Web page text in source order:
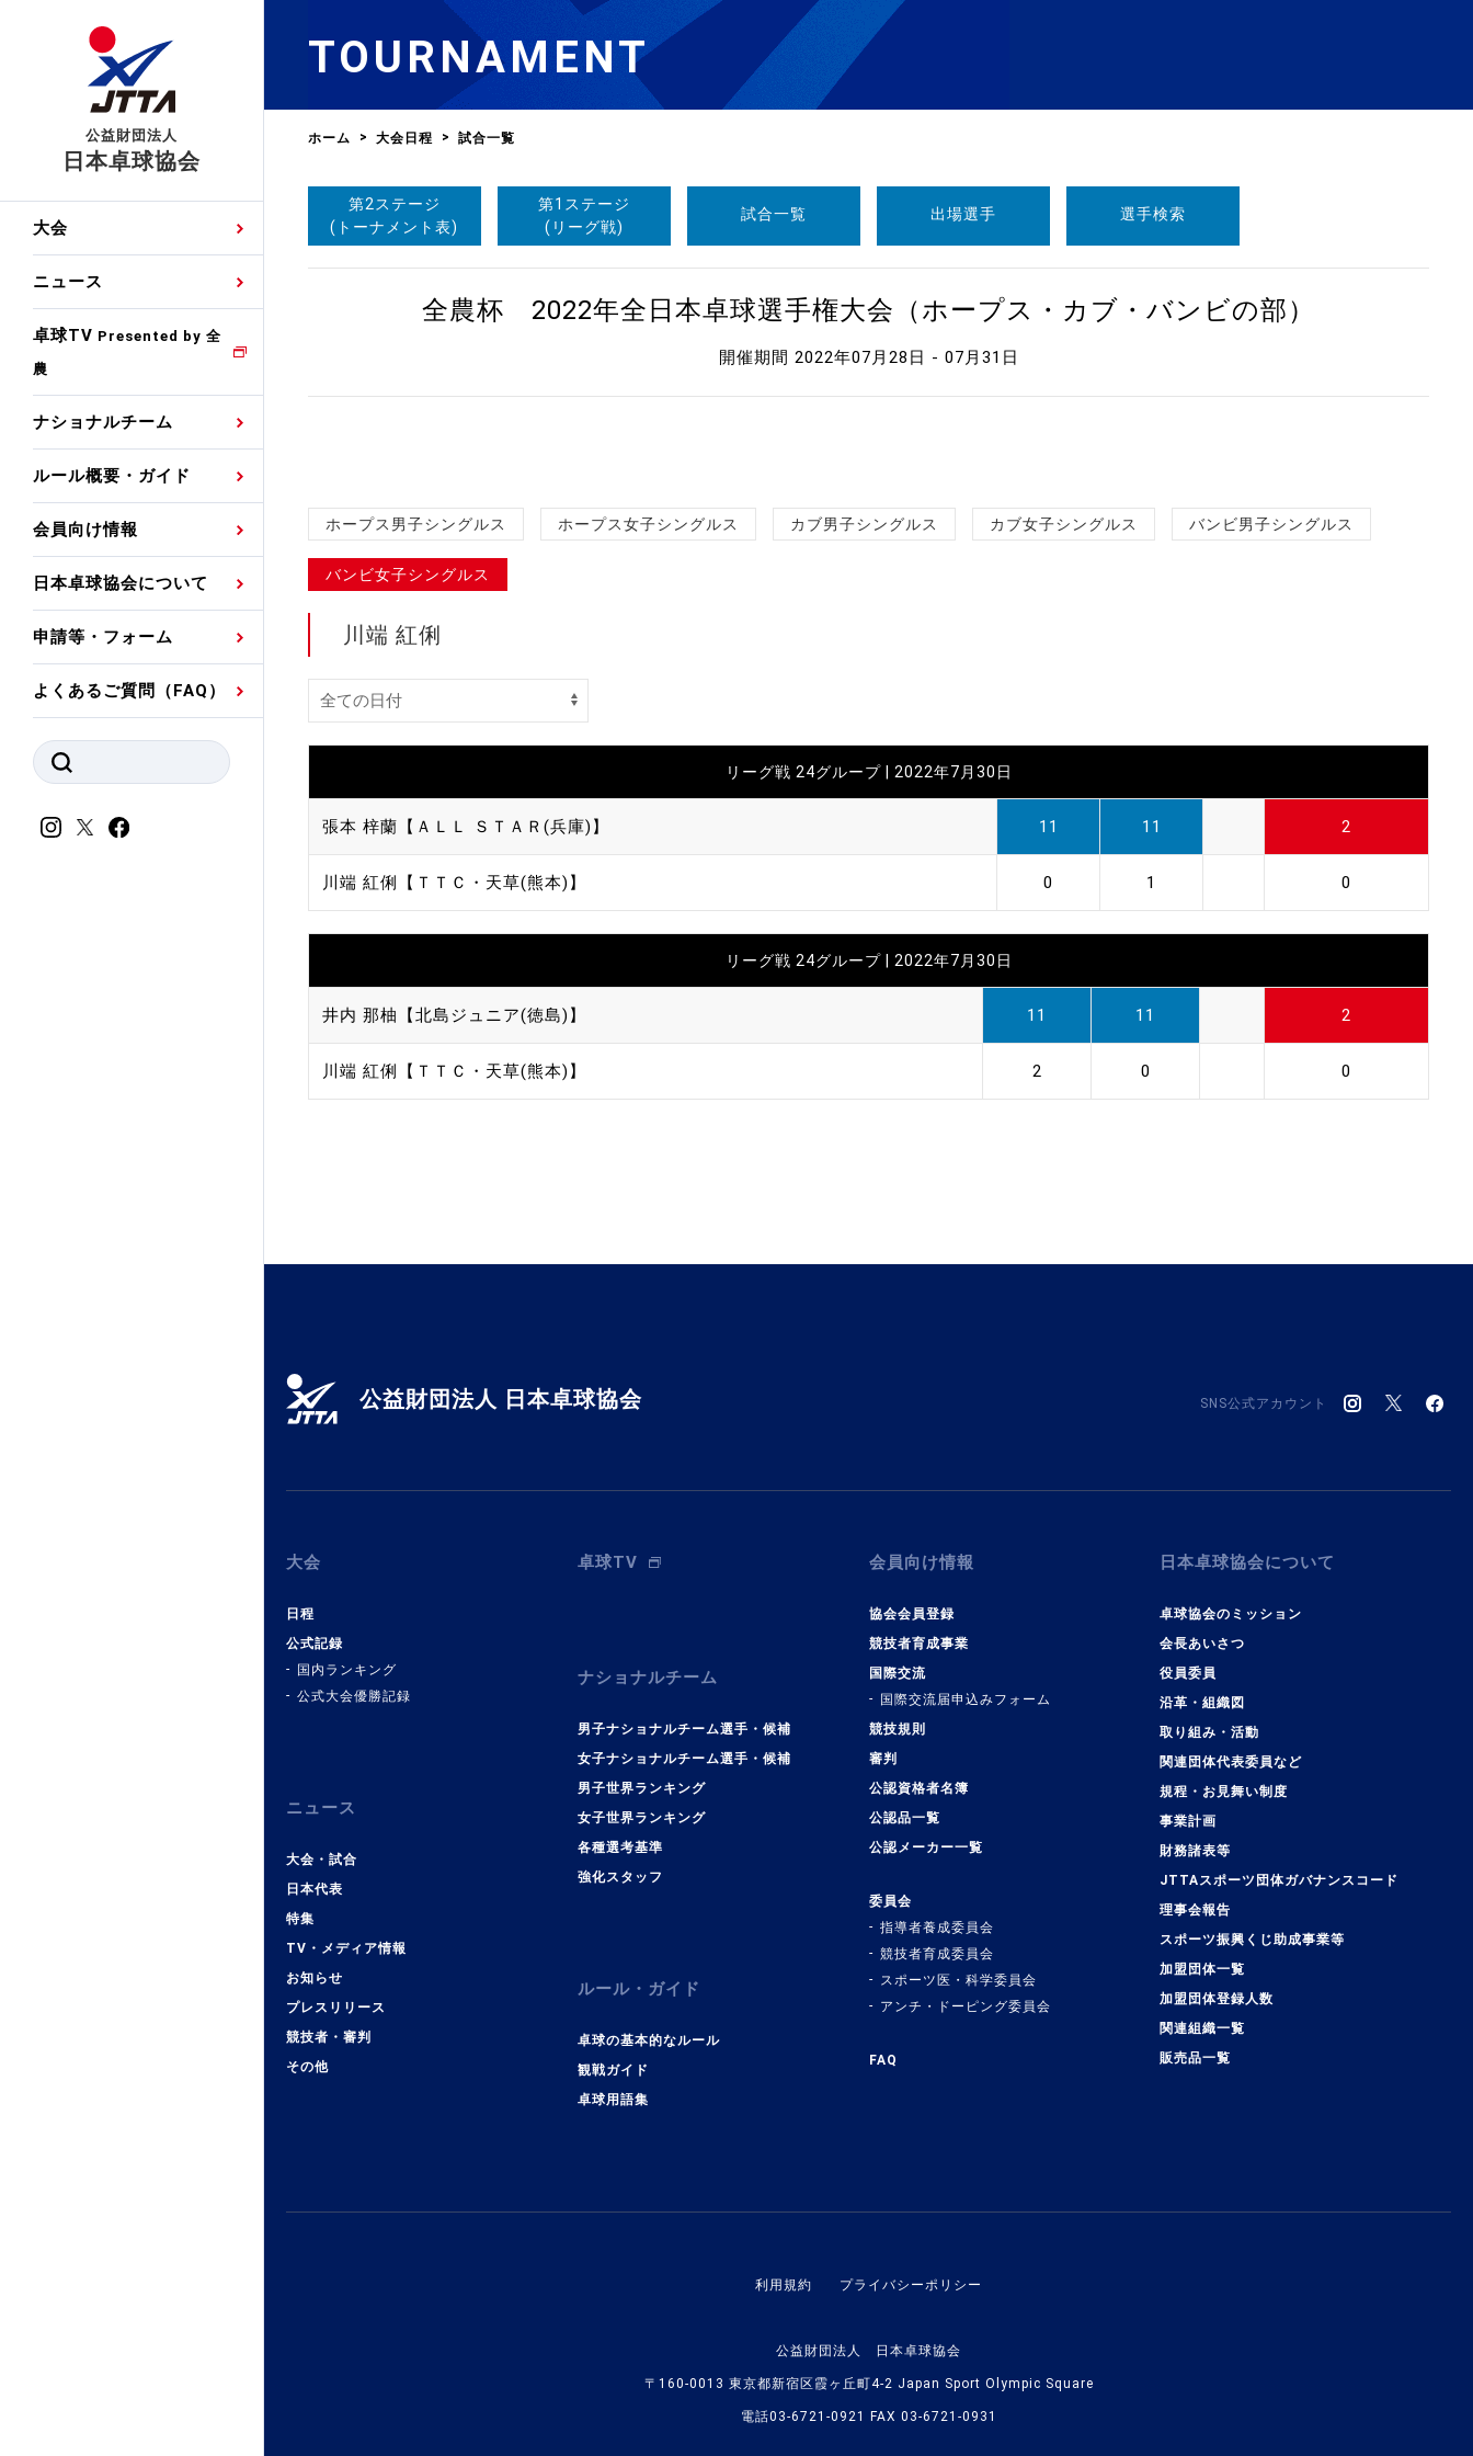
公益財団法人
日本卓球協会
大会 日程
ニュース
大会・試合
卓球TV Presented by 全
農
ナショナルチーム
男子ナショナルチーム選
手・候補
女子ナショナルチーム選
強化スタッフ
ルール概要・ガイド
卓球の基本的なルール
会員向け情報
協会会員登録
委員会
指導者養成委員会
スポーツ医・科学委員会
アンチ・ドーピング委員
会
日本卓球協会について
卓球協会のミッション
事業計画・事業報告
財務諸表等
理事会報告
スポーツ振興くじ助成事業
等
加盟団体登録人数
関連組織一覧
申請等・フォーム
国際交流届申込みフォーム
審判員ネームプレート制作
申込
よくあるご質問（FAQ）
TOURNAMENT
ホーム 大会日程 試合一覧
第2ステージ
(トーナメント表)
第1ステージ
(リーグ戦)
試合一覧 出場選手 選手検索
全農杯 2022年全日本卓球選手権大会（ホープス・カブ・バンビの部）
開催期間 2022年07月28日 - 07月31日
ホープス男子シングルス ホープス女子シングルス カブ男子シングルス カブ女子シングルス バンビ男子シングルス
バンビ女子シングルス
川端 紅俐
リーグ戦 24グループ | 2022年7月30日
張本 梓蘭【ＡＬＬ ＳＴＡＲ(兵庫)】 11 11 2
川端 紅俐【ＴＴＣ・天草(熊本)】 0 1 0
リーグ戦 24グループ | 2022年7月30日
井内 那柚【北島ジュニア(徳島)】 11 11 2
川端 紅俐【ＴＴＣ・天草(熊本)】 2 0 0
公益財団法人 日本卓球協会 SNS公式アカウント
大会
日程
公式記録
国内ランキング
公式大会優勝記録
ニュース
大会・試合
日本代表
特集
TV・メディア情報
お知らせ
プレスリリース
競技者・審判
その他
卓球TV
ナショナルチーム
男子ナショナルチーム選手・候補
女子ナショナルチーム選手・候補
男子世界ランキング
女子世界ランキング
各種選考基準
強化スタッフ
ルール・ガイド
卓球の基本的なルール
観戦ガイド
卓球用語集
会員向け情報
協会会員登録
競技者育成事業
国際交流
国際交流届申込みフォーム
競技規則
審判
公認資格者名簿
公認品一覧
公認メーカー一覧
委員会
指導者養成委員会
競技者育成委員会
スポーツ医・科学委員会
アンチ・ドーピング委員会
FAQ
日本卓球協会について
卓球協会のミッション
会長あいさつ
役員委員
沿革・組織図
取り組み・活動
関連団体代表委員など
規程・お見舞い制度
事業計画
財務諸表等
JTTAスポーツ団体ガバナンスコード
理事会報告
スポーツ振興くじ助成事業等
加盟団体一覧
加盟団体登録人数
関連組織一覧
販売品一覧
利用規約 プライバシーポリシー
公益財団法人 日本卓球協会
〒160-0013 東京都新宿区霞ヶ丘町4-2 Japan Sport Olympic Square
電話03-6721-0921 FAX 03-6721-0931